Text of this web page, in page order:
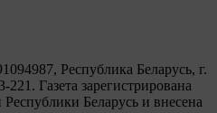
Республика Беларусь, г.
Газета зарегистрирована
Беларусь и внесена